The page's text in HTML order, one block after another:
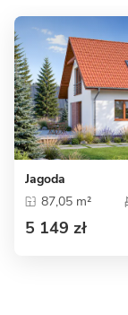
Jagoda
87,05 m²
5 149 zł